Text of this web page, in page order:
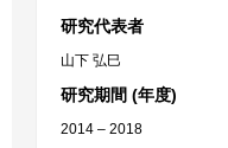
研究代表者
山下 弘巳
研究期間 (年度)
2014 – 2018